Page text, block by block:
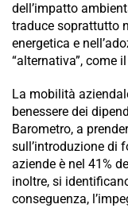
dell’impatto
traduce soprattutto
energetica e
“alternativa”, come
La mobilità
benessere dei
Barometro, a
sull’introduzione di
aziende è nel 41%
inoltre, si
conseguenza,